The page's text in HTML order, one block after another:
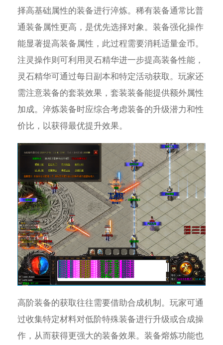
择高基础属性的装备进行淬炼。稀有装备通常比普
通装备属性更高，是优先选择对象。装备强化操作
能显著提高装备属性，此过程需要消耗适量金币。
注灵操作则可利用灵石精华进一步提高装备性能，
灵石精华可通过每日副本和特定活动获取。玩家还
需注意装备的套装效果，套装装备能提供额外属性
加成。淬炼装备时应综合考虑装备的升级潜力和性
价比，以获得最优提升效果。
高阶装备的获取往往需要借助合成机制。玩家可通
过收集特定材料对低阶特殊装备进行升级或合成操
作，从而获得更强大的装备效果。装备熔炼功能也